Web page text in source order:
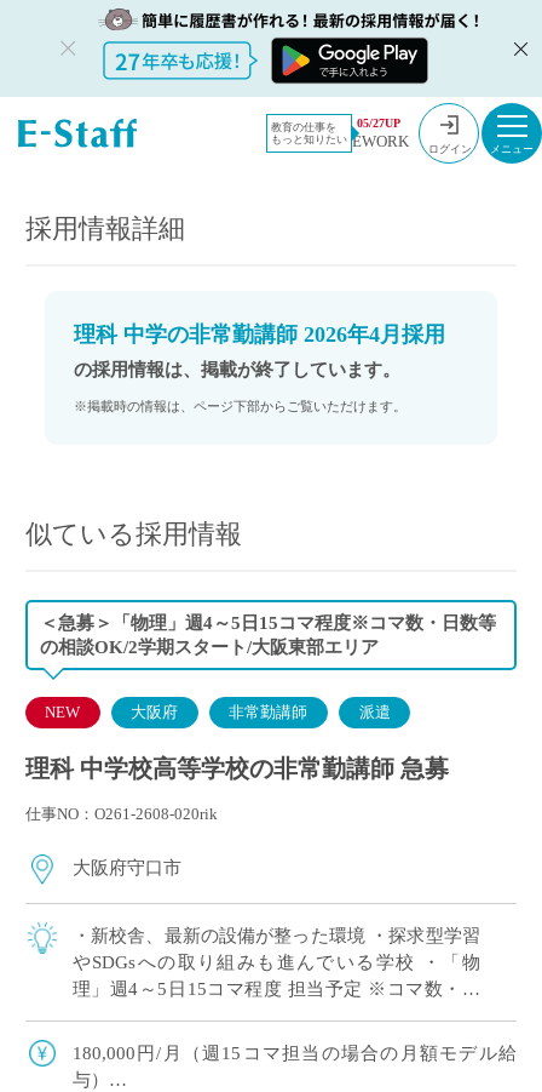
教育の仕事を
もっと知りたい
05/27UP
EWORK ログイン
教員採用情
報のイー・
採用情報
理科 中学の非常勤講師 2026年4月採用
採用情報詳細
理科 中学の非常勤講師 2026年4月採用
の採用情報は、掲載が終了しています。
※掲載時の情報は、ページ下部からご覧いただけます。
似ている採用情報
＜急募＞「物理」週4～5日15コマ程度※コマ数・日数等
の相談OK/2学期スタート/大阪東部エリア
NEW 大阪府 非常勤講師 派遣
理科 中学校高等学校の非常勤講師 急募
仕事NO：O261-2608-020rik
大阪府守口市
・新校舎、最新の設備が整った環境 ・探求型学習
やSDGsへの取り組みも進んでいる学校 ・「物
理」週4～5日15コマ程度 担当予定 ※コマ数・日
校にて、理科の非常勤講師で勤務い […]
180,000円/月（週15コマ担当の場合の月額モデル給
与）